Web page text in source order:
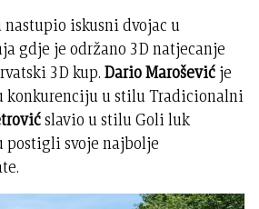
iskusni dvojac u
gdje je održano 3D natjecanje
3D kup.Dario Marošević je
konkurenciju u stilu Tradicionalni
slavio u stilu Goli luk
postigli svoje najbolje